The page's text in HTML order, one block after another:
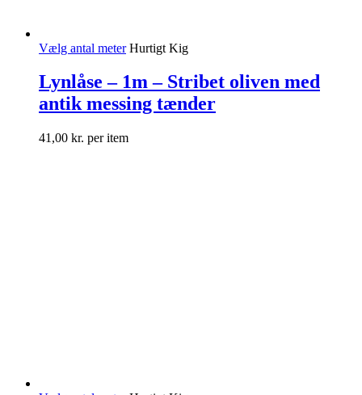
Vælg antal meter Hurtigt Kig
Lynlåse – 1m – Stribet oliven med
antik messing tænder
41,00 kr. per item